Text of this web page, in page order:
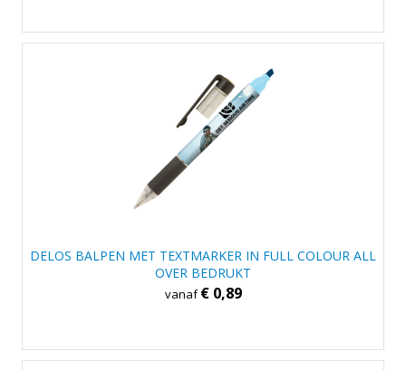
DELOS BALPEN MET TEXTMARKER IN FULL COLOUR ALL
OVER BEDRUKT
vanaf€ 0,89